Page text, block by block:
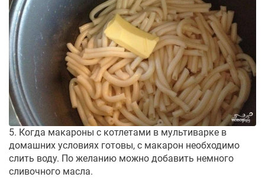
5. Когда макароны с котлетами в мультиварке в
домашних условиях готовы, с макарон необходимо
слить воду. По желанию можно добавить немного
сливочного масла.